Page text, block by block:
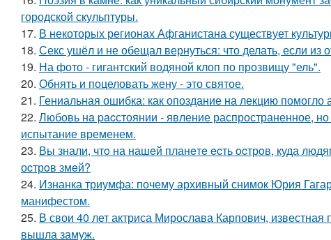
городской скульптуры.
17. В некоторых регионах Афганистана существует
18. Секс ушёл и не обещал вернуться: что делать, если из
19. На фото - гигантский водяной клоп по прозвищу "ель".
20. Обнять и поцеловать жену - это святое.
21. Гениальная ошибка: как опоздание на лекцию
22. Любовь нa pacстоянии - явление распространенное,
испытание временем.
23. Вы знали, чтo на нашeй планeтe ecть ocтрoв, куда
оcтрoв змeй?
24. Изнанка триумфа: почему архивный снимок Юрия
манифестом.
25. В свои 40 лет актриса Мирослава Карпович,
вышла замуж.